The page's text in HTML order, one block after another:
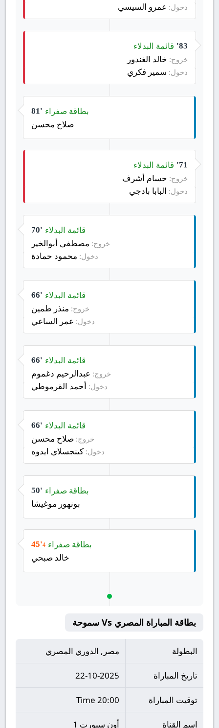
دخول: عمرو السيسي
83' قائمة البدلاء
خروج: خالد الغندور
دخول: سمير فكري
81' بطاقة صفراء
صلاح محسن
71' قائمة البدلاء
خروج: حسام أشرف
دخول: البابا بادجي
70' قائمة البدلاء
خروج: مصطفى أبوالخير
دخول: محمود حمادة
66' قائمة البدلاء
خروج: منذر طمين
دخول: عمر الساعي
66' قائمة البدلاء
خروج: عبدالرحيم دغموم
دخول: أحمد القرموطي
66' قائمة البدلاء
خروج: صلاح محسن
دخول: كينجسلاي ايدوه
50' بطاقة صفراء
بونهور موغيشا
45'4 بطاقة صفراء
خالد صبحي
بطاقة المباراة المصري Vs سموحة
البطولة مصر, الدوري المصري
تاريخ المباراة 22-10-2025
توقيت المباراة 20:00 Time
اسم القناة أون سبورت 1